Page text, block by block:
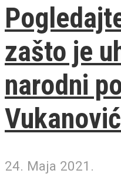
zašto je
narodni
24. Maja 2021.